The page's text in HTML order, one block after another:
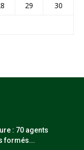
29
30
: 70 agents
formés...